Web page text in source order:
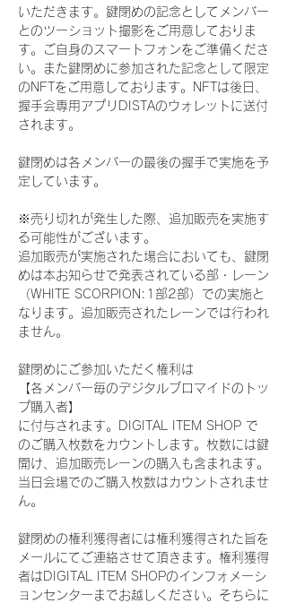
いただきます。鍵閉めの記念としてメンバー
とのツーショット撮影をご用意しておりま
す。ご自身のスマートフォンをご準備くださ
い。また鍵閉めに参加された記念として限定
のNFTをご用意しております。NFTは後日、
握手会専用アプリDISTAのウォレットに送付
されます。
鍵閉めは各メンバーの最後の握手で実施を予
定しています。
※売り切れが発生した際、追加販売を実施す
る可能性がございます。
追加販売が実施された場合においても、鍵閉
めは本お知らせで発表されている部・レーン
（WHITE SCORPION:1部2部）での実施と
なります。追加販売されたレーンでは行われ
ません。
鍵閉めにご参加いただく権利は
【各メンバー毎のデジタルブロマイドのトッ
プ購入者】
に付与されます。DIGITAL ITEM SHOP で
のご購入枚数をカウントします。枚数には鍵
開け、追加販売レーンの購入も含まれます。
当日会場でのご購入枚数はカウントされませ
ん。
鍵閉めの権利獲得者には権利獲得された旨を
メールにてご連絡させて頂きます。権利獲得
者はDIGITAL ITEM SHOPのインフォメーシ
ョンセンターまでお越しください。そちらに